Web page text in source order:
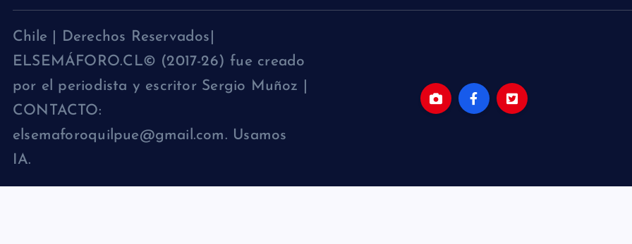
Chile | Derechos Reservados|
ELSEMÁFORO.CL© (2017-26) fue creado
por el periodista y escritor Sergio Muñoz |
CONTACTO:
elsemaforoquilpue@gmail.com. Usamos
IA.